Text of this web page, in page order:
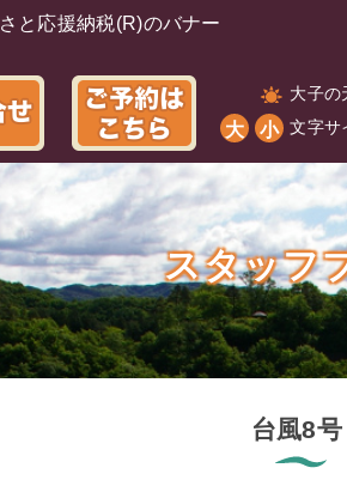
大子の
文字サ
小
大
スタッフ
台風8号